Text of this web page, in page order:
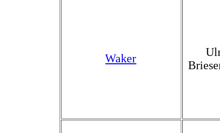
Waker